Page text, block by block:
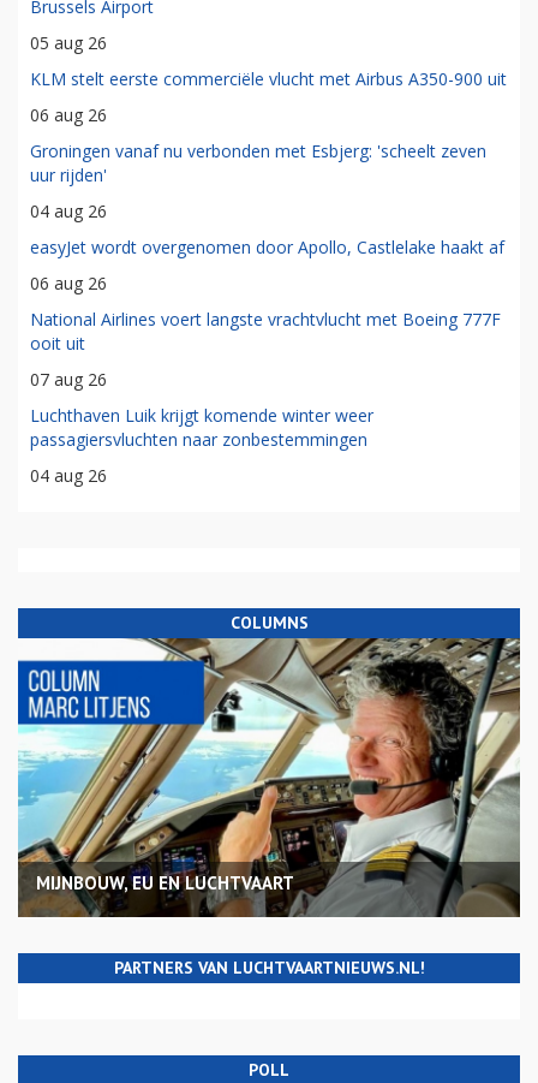
Brussels Airport
05 aug 26
KLM stelt eerste commerciële vlucht met Airbus A350-900 uit
06 aug 26
Groningen vanaf nu verbonden met Esbjerg: 'scheelt zeven
uur rijden'
04 aug 26
easyJet wordt overgenomen door Apollo, Castlelake haakt af
06 aug 26
National Airlines voert langste vrachtvlucht met Boeing 777F
ooit uit
07 aug 26
Luchthaven Luik krijgt komende winter weer
passagiersvluchten naar zonbestemmingen
04 aug 26
COLUMNS
MIJNBOUW, EU EN LUCHTVAART
PARTNERS VAN LUCHTVAARTNIEUWS.NL!
POLL